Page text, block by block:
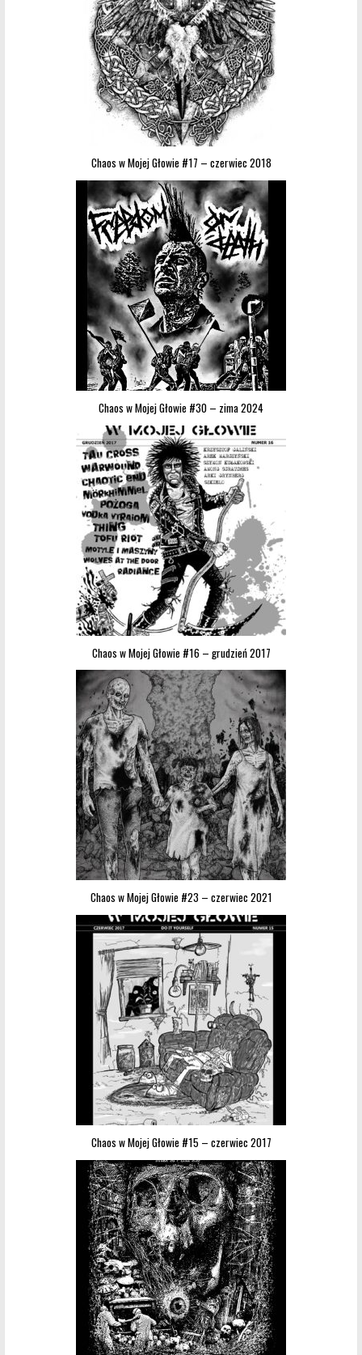
Chaos w Mojej Głowie #17 – czerwiec 2018
Chaos w Mojej Głowie #30 – zima 2024
Chaos w Mojej Głowie #16 – grudzień 2017
Chaos w Mojej Głowie #23 – czerwiec 2021
Chaos w Mojej Głowie #15 – czerwiec 2017